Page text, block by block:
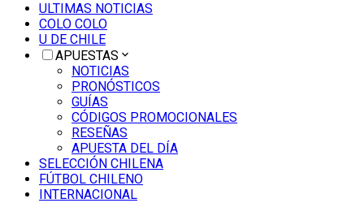
ULTIMAS NOTICIAS
COLO COLO
U DE CHILE
APUESTAS
NOTICIAS
PRONÓSTICOS
GUÍAS
CÓDIGOS PROMOCIONALES
RESEÑAS
APUESTA DEL DÍA
SELECCIÓN CHILENA
FÚTBOL CHILENO
INTERNACIONAL